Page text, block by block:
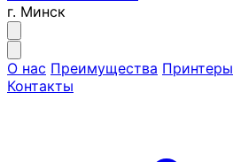
г. Минск
О нас Преимущества Принтеры
Контакты